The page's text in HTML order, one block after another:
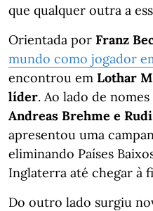
que qualquer outra a
Orientada por Franz
mundo como jogador
encontrou em Lothar
líder. Ao lado de
Andreas Brehme e
apresentou uma
eliminando Países
Inglaterra até chegar à
Do outro lado surgiu